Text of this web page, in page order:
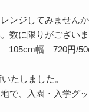
ンジしてみませんか
数に限りがございま
105cm幅 720円/
たしました。
で、入園・入学グッ